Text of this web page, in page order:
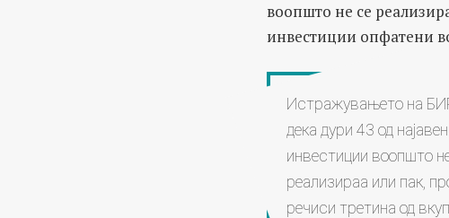
воопшто не се
инвестиции опфатени
Истражувањето на
дека дури 43 од
инвестиции воопшто
реализираа или пак,
речиси третина од